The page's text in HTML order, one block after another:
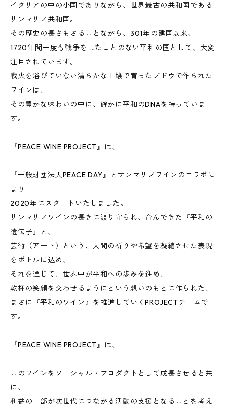
イタリアの中の小国でありながら、世界最古の共和国である
サンマリノ共和国。
その歴史の長さもさることながら、301年の建国以来、
1720年間一度も戦争をしたことのない平和の国として、大変
注目されています。
戦火を浴びていない清らかな土壌で育ったブドウで作られた
ワインは、
その豊かな味わいの中に、確かに平和のDNAを持っていま
す。
『PEACE WINE PROJECT』は、
『一般財団法人PEACE DAY』とサンマリノワインのコラボに
より
2020年にスタートいたしました。
サンマリノワインの長きに渡り守られ、育んできた『平和の
遺伝子』と、
芸術（アート）という、人間の祈りや希望を凝縮させた表現
をボトルに込め、
それを通じて、世界中が平和への歩みを進め、
乾杯の笑顔を交わせるようにという想いのもとに作られた、
まさに『平和のワイン』を推進していくPROJECTチームで
す。
『PEACE WINE PROJECT』は、
このワインをソーシャル・プロダクトとして成長させると共
に、
利益の一部が次世代につながる活動の支援となることを考え